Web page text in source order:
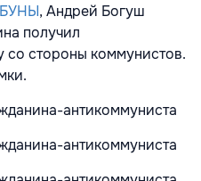
, Андрей Богуш
получил
стороны коммунистов.